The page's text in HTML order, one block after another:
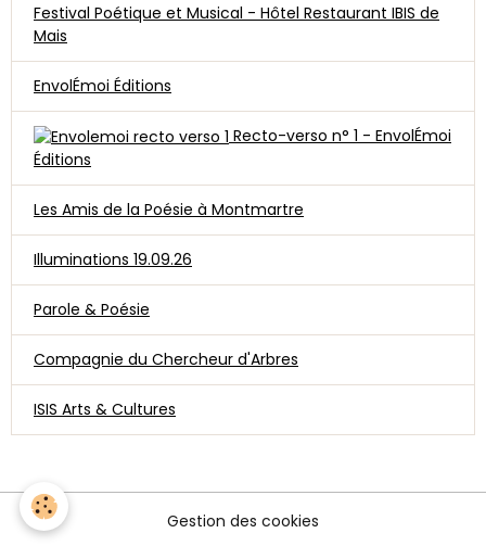
Festival Poétique et Musical - Hôtel Restaurant IBIS de
Mais
EnvolÉmoi Éditions
Recto-verso n° 1 - EnvolÉmoi
Éditions
Les Amis de la Poésie à Montmartre
Illuminations 19.09.26
Parole & Poésie
Compagnie du Chercheur d'Arbres
ISIS Arts & Cultures
Gestion des cookies